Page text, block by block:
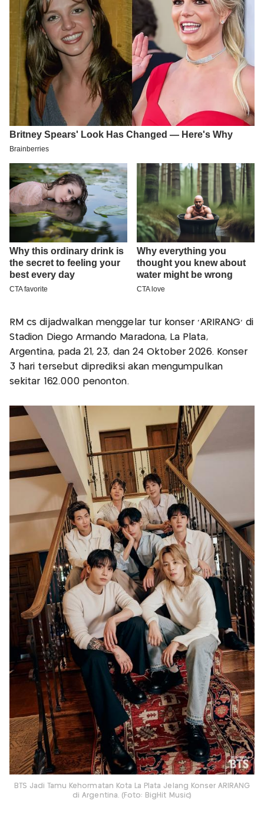
RM cs dijadwalkan menggelar tur konser ‘ARIRANG’ di
Stadion Diego Armando Maradona, La Plata,
Argentina, pada 21, 23, dan 24 Oktober 2026. Konser
3 hari tersebut diprediksi akan mengumpulkan
sekitar 162.000 penonton.
BTS Jadi Tamu Kehormatan Kota La Plata Jelang Konser ARIRANG
di Argentina. (Foto: BigHit Music)